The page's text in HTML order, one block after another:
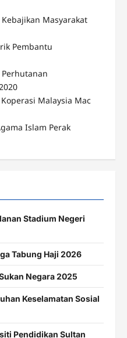
Masyarakat
Pembantu
Perhutanan
Malaysia Mac
Islam Perak
Stadium Negeri
Tabung Haji 2026
Negara 2025
Keselamatan Sosial
Pendidikan Sultan